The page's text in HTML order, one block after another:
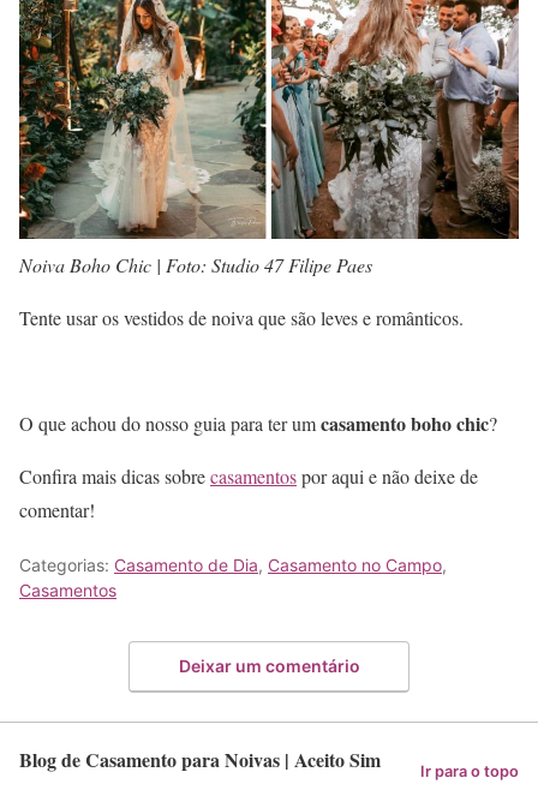
Noiva Boho Chic | Foto: Studio 47 Filipe Paes
Tente usar os vestidos de noiva que são leves e românticos.
O que achou do nosso guia para ter umcasamento boho chic?
Confira mais dicas sobrecasamentospor aqui e não deixe de
comentar!
Categorias: Casamento de Dia, Casamento no Campo,
Casamentos
Deixar um comentário
Blog de Casamento para Noivas | Aceito Sim Ir para o topo